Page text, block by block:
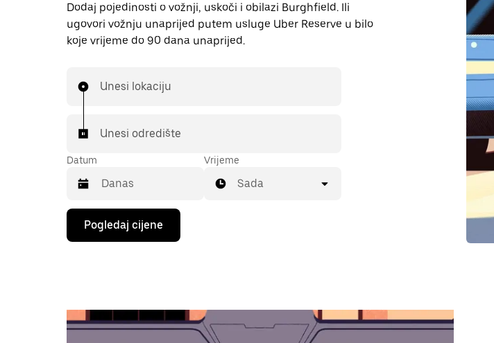
Dodaj pojedinosti o vožnji, uskoči i obilazi Burghfield. Ili
ugovori vožnju unaprijed putem usluge Uber Reserve u bilo
koje vrijeme do 90 dana unaprijed.
Unesi lokaciju
Unesi odredište
Datum
Pritisni
tipku
sa
s
kalendarom
Vrijeme
Sada
Pogledaj cijene